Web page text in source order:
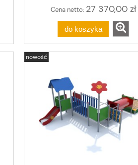
Cena netto: 27 370,00 zł
do koszyka
nowość